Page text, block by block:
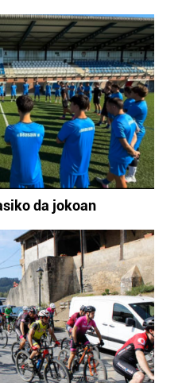
da jokoan